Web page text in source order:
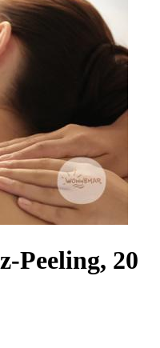
Peeling, 20